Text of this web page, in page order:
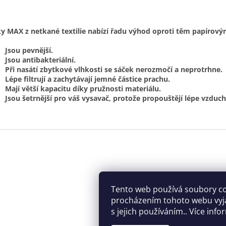
Tento web používá soubory
procházením tohoto webu
s jejich používáním.. Více
MAX z netkané textilie nabízí řadu výhod oproti těm
Jsou pevnější.
Jsou antibakteriální.
Při nasátí zbytkové vlhkosti se sáček nerozmočí a neprotrhne.
Lépe filtrují a zachytávají jemné částice prachu.
Mají větší kapacitu díky pružnosti materiálu.
Jsou šetrnější pro váš vysavač, protože propouštějí lépe